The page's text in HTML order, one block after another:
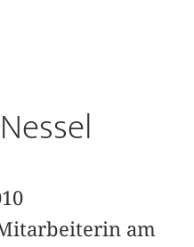
am